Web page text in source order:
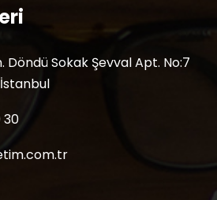
Döndü Sokak Şevval Apt. No:7
30